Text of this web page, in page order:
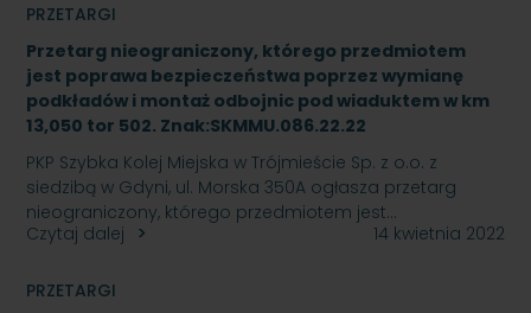
PRZETARGI
Przetarg nieograniczony, którego przedmiotem
jest poprawa bezpieczeństwa poprzez wymianę
podkładów i montaż odbojnic pod wiaduktem w km
13,050 tor 502. Znak:SKMMU.086.22.22
PKP Szybka Kolej Miejska w Trójmieście Sp. z o.o. z
siedzibą w Gdyni, ul. Morska 350A ogłasza przetarg
nieograniczony, którego przedmiotem jest…
Czytaj dalej
14 kwietnia 2022
PRZETARGI